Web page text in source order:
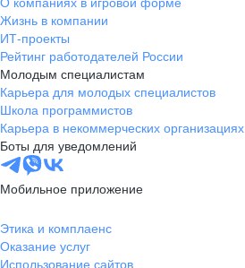
Черновцы
Чернигов
Ленинградская область
Ханты-Мансийск
Аксай (Казахстан)
Аксу (Павлодар.обл)
Актау
Арысь (ЮКО)
Алга (Актюбинская обл)
Жизнь в компании
ИТ-проекты
Рейтинг работодателей России
Молодым специалистам
Карьера для молодых специалистов
Школа программистов
Карьера в некоммерческих организациях
Боты для уведомлений
Мобильное приложение
Этика и комплаенс
Оказание услуг
Использование сайтов